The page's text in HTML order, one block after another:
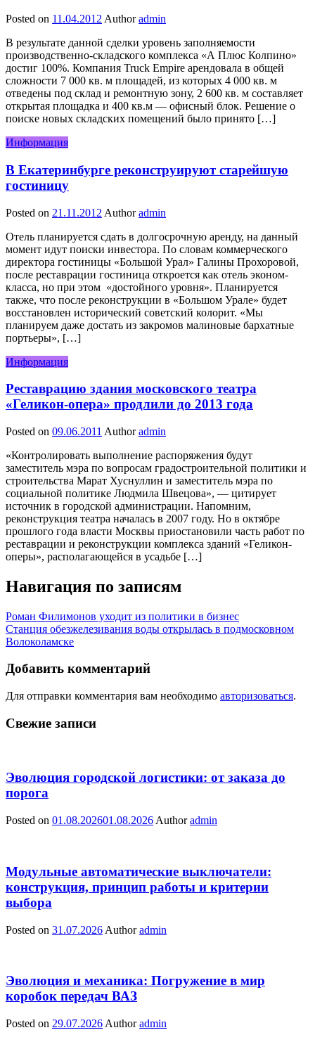
Posted on 11.04.2012 Author admin
В результате данной сделки уровень заполняемости
производственно-складского комплекса «А Плюс Колпино»
достиг 100%. Компания Truck Empire арендовала в общей
сложности 7 000 кв. м площадей, из которых 4 000 кв. м
отведены под склад и ремонтную зону, 2 600 кв. м составляет
открытая площадка и 400 кв.м — офисный блок. Решение о
поиске новых складских помещений было принято […]
Информация
В Екатеринбурге реконструируют старейшую
гостиницу
Posted on 21.11.2012 Author admin
Отель планируется сдать в долгосрочную аренду, на данный
момент идут поиски инвестора. По словам коммерческого
директора гостиницы «Большой Урал» Галины Прохоровой,
после реставрации гостиница откроется как отель эконом-
класса, но при этом «достойного уровня». Планируется
также, что после реконструкции в «Большом Урале» будет
восстановлен исторический советский колорит. «Мы
планируем даже достать из закромов малиновые бархатные
портьеры», […]
Информация
Реставрацию здания московского театра
«Геликон-опера» продлили до 2013 года
Posted on 09.06.2011 Author admin
«Контролировать выполнение распоряжения будут
заместитель мэра по вопросам градостроительной политики и
строительства Марат Хуснуллин и заместитель мэра по
социальной политике Людмила Швецова», — цитирует
источник в городской администрации. Напомним,
реконструкция театра началась в 2007 году. Но в октябре
прошлого года власти Москвы приостановили часть работ по
реставрации и реконструкции комплекса зданий «Геликон-
оперы», располагающейся в усадьбе […]
Навигация по записям
Роман Филимонов уходит из политики в бизнес
Станция обезжелезивания воды открылась в подмосковном
Волоколамске
Добавить комментарий
Для отправки комментария вам необходимо авторизоваться.
Свежие записи
Эволюция городской логистики: от заказа до
порога
Posted on 01.08.202601.08.2026 Author admin
Модульные автоматические выключатели:
конструкция, принцип работы и критерии
выбора
Posted on 31.07.2026 Author admin
Эволюция и механика: Погружение в мир
коробок передач ВАЗ
Posted on 29.07.2026 Author admin